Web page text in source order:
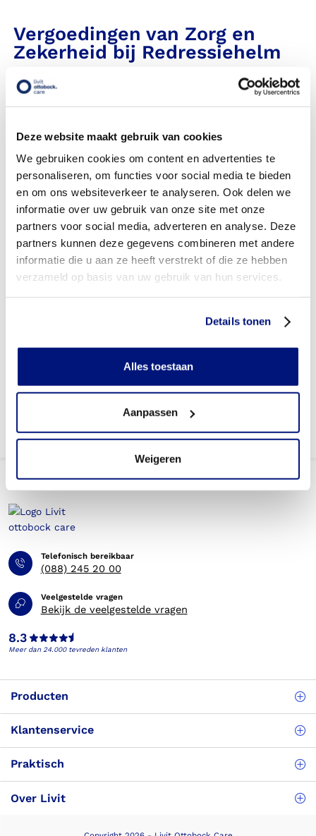
Deze website maakt gebruik van cookies
We gebruiken cookies om content en advertenties te
personaliseren, om functies voor social media te bieden
en om ons websiteverkeer te analyseren. Ook delen we
informatie over uw gebruik van onze site met onze
partners voor social media, adverteren en analyse. Deze
partners kunnen deze gegevens combineren met andere
informatie die u aan ze heeft verstrekt of die ze hebben
verzameld op basis van uw gebruik van hun services.
Details tonen
Alles toestaan
Aanpassen
Weigeren
Vergoedingen van Zorg en
Zekerheid bij Redressiehelm
Heeft Livit Ottobock Care een contract met deze
Krijg ik een vergoeding voor mijn redressiehelm ook wel
Wanneer komt mijn redressiehelm NIET in aanmerking voor
vergoeding via mijn zorgverzekeraar?
Wordt mijn redressiehelm vergoed uit de basisverzekering?
Wordt mijn redressiehelm vergoed vanuit een aanvullende
verzekering?
Betaal ik een eigen risico?
Zijn er ook redressiehelmen in confectie- of standaard
Is de redressiehelm mijn eigendom?
Telefonisch bereikbaar
(088) 245 20 00
Veelgestelde vragen
Bekijk de veelgestelde vragen
8.3
Meer dan 24.000 tevreden klanten
Producten
Klantenservice
Praktisch
Over Livit